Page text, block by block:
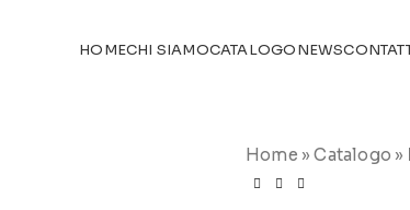
HOMECHI SIAMOCATALOGONEWS
Home »Catalogo »